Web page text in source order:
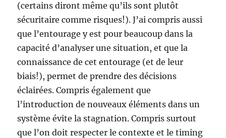
(certains diront même qu’ils sont plutôt
sécuritaire comme risques!). J’ai compris aussi
que l’entourage y est pour beaucoup dans la
capacité d’analyser une situation, et que la
connaissance de cet entourage (et de leur
biais!), permet de prendre des décisions
éclairées. Compris également que
l’introduction de nouveaux éléments dans un
système évite la stagnation. Compris surtout
que l’on doit respecter le contexte et le timing